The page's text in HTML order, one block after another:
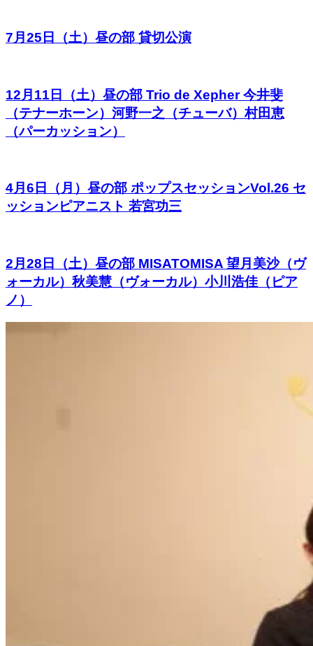
7月25日（土）昼の部 貸切公演
12月11日（土）昼の部 Trio de Xepher 今井斐
（テナーホーン）河野一之（チューバ）村田恵
（パーカッション）
4月6日（月）昼の部 ポップスセッションVol.26 セ
ッションピアニスト 若宮功三
2月28日（土）昼の部 MISATOMISA 望月美沙（ヴ
ォーカル）秋美慧（ヴォーカル）小川浩佳（ピア
ノ）